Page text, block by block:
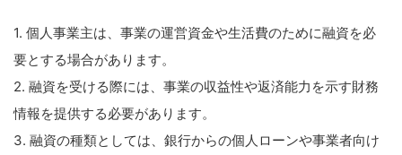
1. 個人事業主は、事業の運営資金や生活費のために融資を必
要とする場合があります。
2. 融資を受ける際には、事業の収益性や返済能力を示す財務
情報を提供する必要があります。
3. 融資の種類としては、銀行からの個人ローンや事業者向け